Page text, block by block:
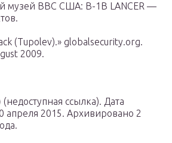
музей ВВС США: B-1B LANCER —
(Tupolev).» globalsecurity.org.
2009.
(недоступная ссылка). Дата
апреля 2015. Архивировано 2